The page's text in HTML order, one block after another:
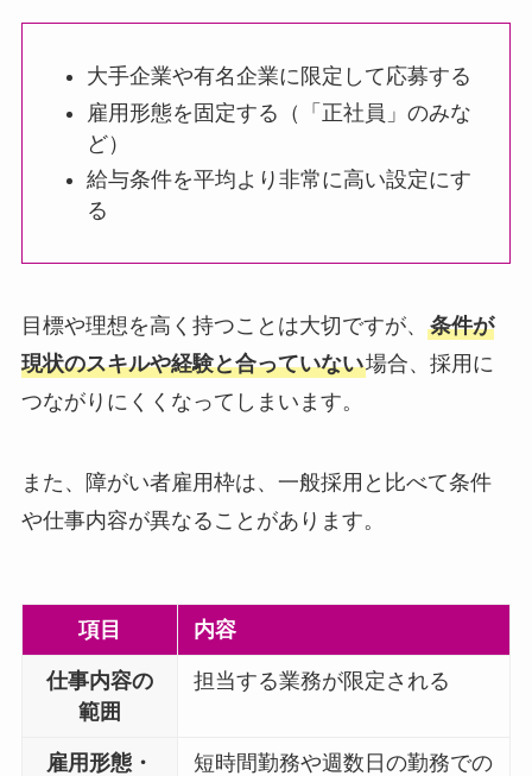
大手企業や有名企業に限定して応募する
雇用形態を固定する（「正社員」のみな
ど）
給与条件を平均より非常に高い設定にす
る
目標や理想を高く持つことは大切ですが、 条件が
現状のスキルや経験と合っていない場合、採用に
つながりにくくなってしまいます。
また、障がい者雇用枠は、一般採用と比べて条件
や仕事内容が異なることがあります。
項目 内容
仕事内容の
範囲
担当する業務が限定される
雇用形態・
短時間勤務や週数日の勤務での